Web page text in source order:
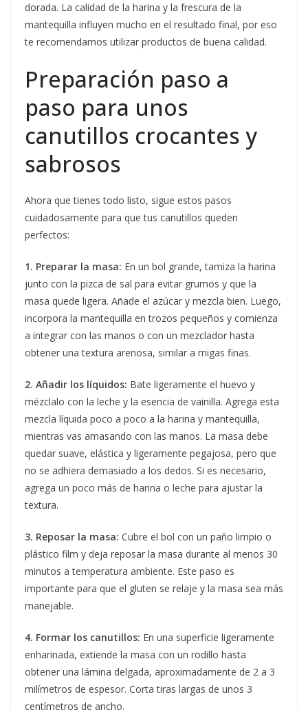
dorada. La calidad de la harina y la frescura de la
mantequilla influyen mucho en el resultado final, por eso
te recomendamos utilizar productos de buena calidad.
Preparación paso a
paso para unos
canutillos crocantes y
sabrosos
Ahora que tienes todo listo, sigue estos pasos
cuidadosamente para que tus canutillos queden
perfectos:
1. Preparar la masa: En un bol grande, tamiza la harina
junto con la pizca de sal para evitar grumos y que la
masa quede ligera. Añade el azúcar y mezcla bien. Luego,
incorpora la mantequilla en trozos pequeños y comienza
a integrar con las manos o con un mezclador hasta
obtener una textura arenosa, similar a migas finas.
2. Añadir los líquidos: Bate ligeramente el huevo y
mézclalo con la leche y la esencia de vainilla. Agrega esta
mezcla líquida poco a poco a la harina y mantequilla,
mientras vas amasando con las manos. La masa debe
quedar suave, elástica y ligeramente pegajosa, pero que
no se adhiera demasiado a los dedos. Si es necesario,
agrega un poco más de harina o leche para ajustar la
textura.
3. Reposar la masa: Cubre el bol con un paño limpio o
plástico film y deja reposar la masa durante al menos 30
minutos a temperatura ambiente. Este paso es
importante para que el gluten se relaje y la masa sea más
manejable.
4. Formar los canutillos: En una superficie ligeramente
enharinada, extiende la masa con un rodillo hasta
obtener una lámina delgada, aproximadamente de 2 a 3
milímetros de espesor. Corta tiras largas de unos 3
centímetros de ancho.